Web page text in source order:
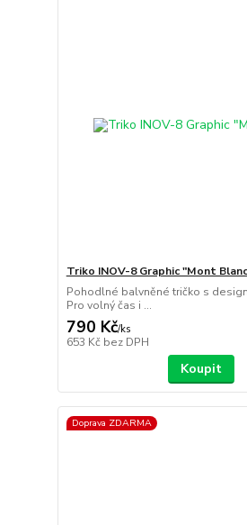
Triko INOV-8 Graphic "Mont
Pohodlné balvněné tričko s
Pro volný čas i ...
790 Kč/ks
653 Kč bez DPH
Koupit
Doprava ZDARMA